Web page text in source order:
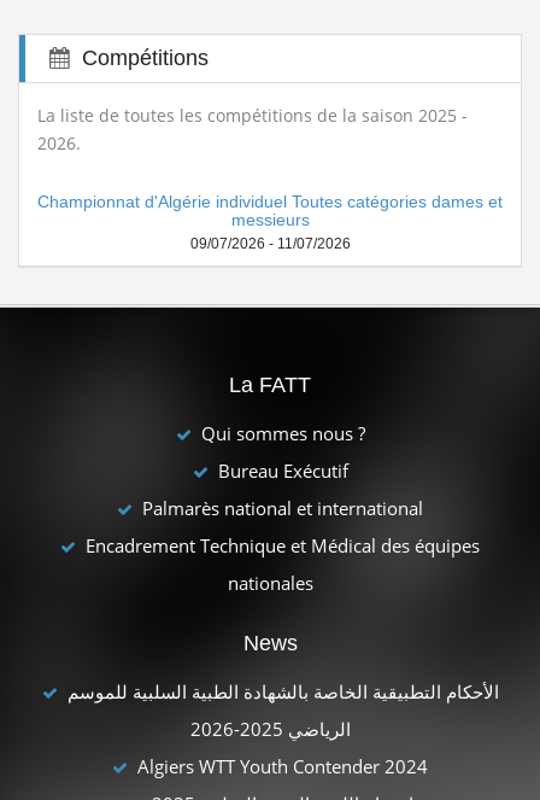
Compétitions
La liste de toutes les compétitions de la saison 2025 -
2026.
Championnat d'Algérie individuel Toutes catégories dames et
messieurs
09/07/2026 - 11/07/2026
La FATT
Qui sommes nous ?
Bureau Exécutif
Palmarès national et international
Encadrement Technique et Médical des équipes
nationales
News
الأحكام التطبيقية الخاصة بالشهادة الطبية السلبية للموسم
الرياضي 2025-2026
Algiers WTT Youth Contender 2024